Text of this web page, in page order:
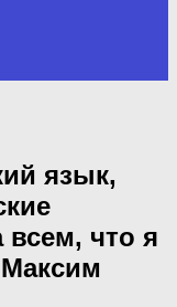
язык,
всем, что я